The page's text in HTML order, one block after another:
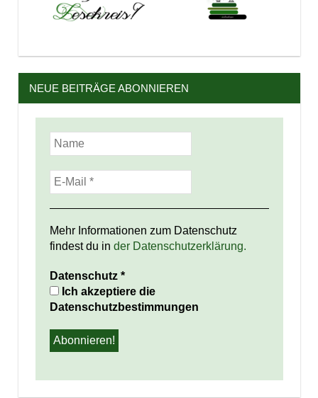
NEUE BEITRÄGE ABONNIEREN
Mehr Informationen zum Datenschutz
findest du in der Datenschutzerklärung.
Datenschutz *
Ich akzeptiere die
Datenschutzbestimmungen